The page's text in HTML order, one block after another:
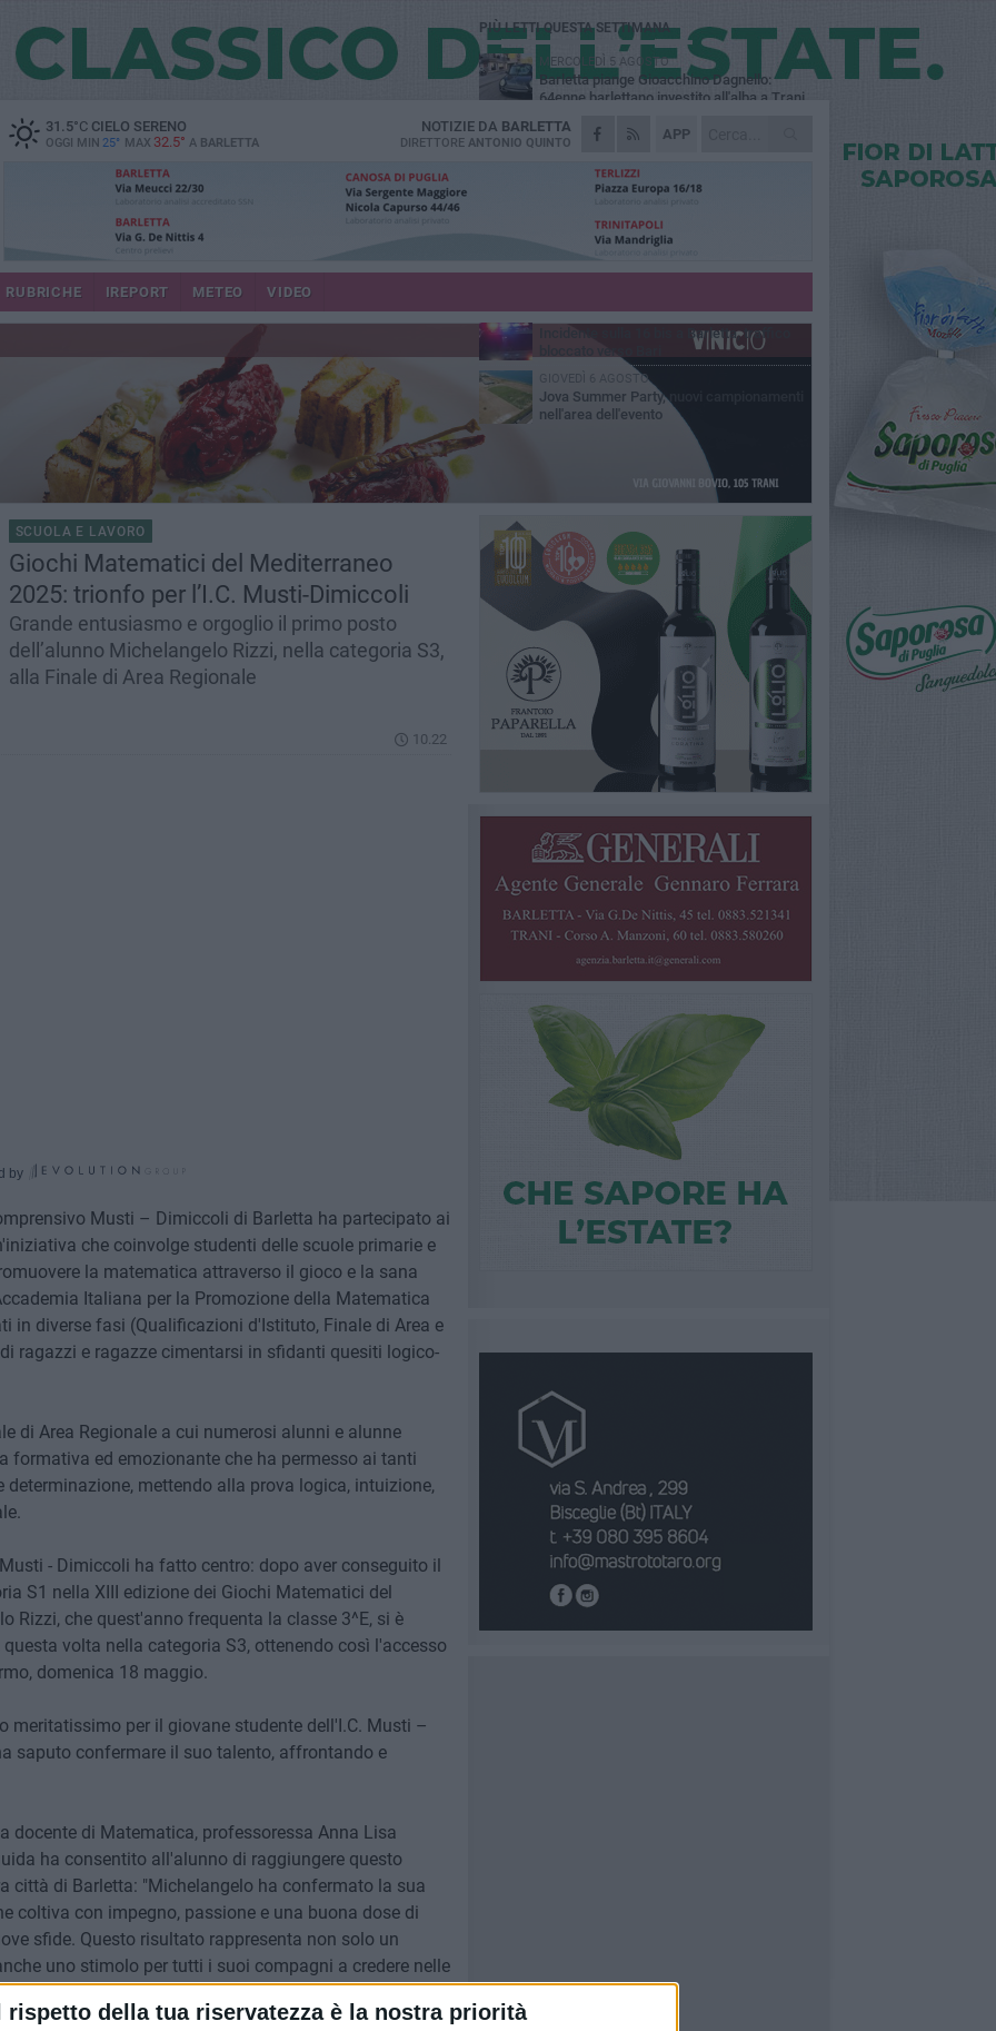
rispetto della tua riservatezza è la nostra priorità
31.5°CCIELO SERENO
OGGI MIN 25° MAX 32.5° A BARLETTA
APP
NOTIZIE DA BARLETTA
DIRETTORE ANTONIO QUINTO
RUBRICHE IREPORT METEO VIDEO
SCUOLA E LAVORO
Giochi Matematici del Mediterraneo
2025: trionfo per l’I.C. Musti-Dimiccoli
Grande entusiasmo e orgoglio il primo posto
dell’alunno Michelangelo Rizzi, nella categoria S3,
alla Finale di Area Regionale
10.22
by
Musti – Dimiccoli di Barletta ha partecipato ai
che coinvolge studenti delle scuole primarie e
la matematica attraverso il gioco e la sana
Italiana per la Promozione della Matematica
in diverse fasi (Qualificazioni d'Istituto, Finale di Area e
ragazzi e ragazze cimentarsi in sfidanti quesiti logico-
di Area Regionale a cui numerosi alunni e alunne
formativa ed emozionante che ha permesso ai tanti
mettendo alla prova logica, intuizione,
- Dimiccoli ha fatto centro: dopo aver conseguito il
S1 nella XIII edizione dei Giochi Matematici del
Rizzi, che quest'anno frequenta la classe 3^E, si è
volta nella categoria S3, ottenendo così l'accesso
domenica 18 maggio.
meritatissimo per il giovane studente dell'I.C. Musti –
saputo confermare il suo talento, affrontando e
docente di Matematica, professoressa Anna Lisa
ha consentito all'alunno di raggiungere questo
città di Barletta: "Michelangelo ha confermato la sua
coltiva con impegno, passione e una buona dose di
sfide. Questo risultato rappresenta non solo un
uno stimolo per tutti i suoi compagni a credere nelle
lo studio con dedizione e perseveranza. Tale
"è motivo di grande soddisfazione e orgoglio per i
PIÙ LETTI QUESTA SETTIMANA
MERCOLEDÌ 5 AGOSTO
Barletta piange Gioacchino Dagnello:
64enne barlettano investito all'alba a Trani
GIOVEDÌ 6 AGOSTO
Il ricordo di "Cecco", il benzinaio col
separavano dalla pensione»
MERCOLEDÌ 5 AGOSTO
sopralluogo nell'area dell'evento
DOMENICA 2 AGOSTO
Beni confiscati alla mafia. Nasce il servizio
VENERDÌ 7 AGOSTO
Incidente sulla 16 bis a Barletta, traffico
GIOVEDÌ 6 AGOSTO
Jova Summer Party, nuovi campionamenti
nell'area dell'evento